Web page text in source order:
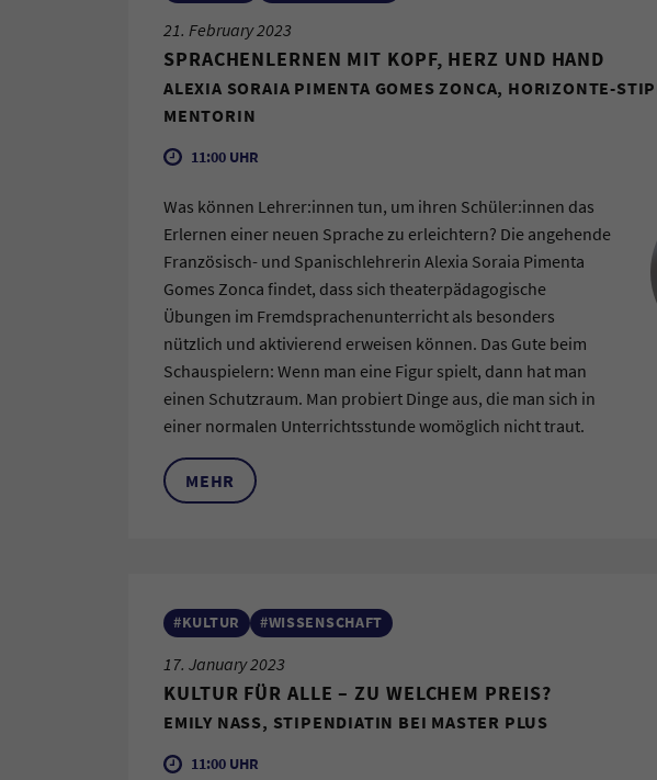
21. February 2023
SPRACHENLERNEN MIT KOPF, HERZ UND HAND
ALEXIA SORAIA PIMENTA GOMES ZONCA, HORIZONTE-
MENTORIN
11:00 UHR
Was können Lehrer:innen tun, um ihren Schüler:innen das
Erlernen einer neuen Sprache zu erleichtern? Die angehende
Französisch- und Spanischlehrerin Alexia Soraia Pimenta
Gomes Zonca findet, dass sich theaterpädagogische
Übungen im Fremdsprachenunterricht als besonders
nützlich und aktivierend erweisen können. Das Gute beim
Schauspielern: Wenn man eine Figur spielt, dann hat man
einen Schutzraum. Man probiert Dinge aus, die man sich in
einer normalen Unterrichtsstunde womöglich nicht traut.
MEHR
#KULTUR #WISSENSCHAFT
17. January 2023
KULTUR FÜR ALLE – ZU WELCHEM PREIS?
EMILY NASS, STIPENDIATIN BEI MASTER PLUS
11:00 UHR